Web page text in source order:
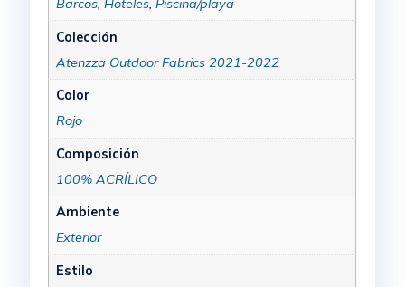
Barcos, Hoteles, Piscina/playa
Colección
Atenzza Outdoor Fabrics 2021-2022
Color
Rojo
Composición
100% ACRÍLICO
Ambiente
Exterior
Estilo